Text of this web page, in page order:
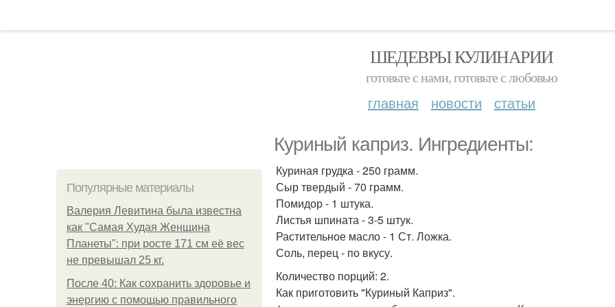
ШЕДЕВРЫ КУЛИНАРИИ
готовьте с нами, готовьте с любовью
главная новости статьи
Куриный каприз. Ингредиенты:
Популярные материалы
Валерия Левитина была известна
как "Самая Худая Женщина
Планеты": при росте 171 см её вес
не превышал 25 кг.
После 40: Как сохранить здоровье и
энергию с помощью правильного
Куриная грудка - 250 грамм.
Сыр твердый - 70 грамм.
Помидор - 1 штука.
Листья шпината - 3-5 штук.
Растительное масло - 1 Ст. Ложка.
Соль, перец - по вкусу.
Количество порций: 2.
Как приготовить "Куриный Каприз".